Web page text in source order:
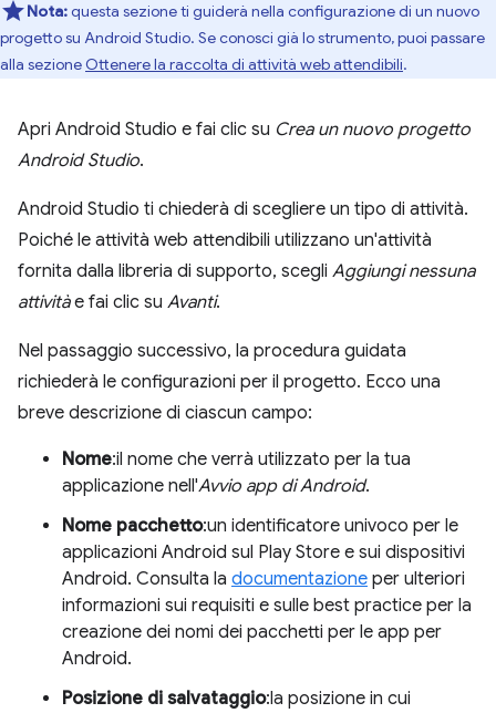
Nota:questa sezione ti guiderà nella configurazione di un nuovo
progetto su Android Studio. Se conosci già lo strumento, puoi passare
alla sezione Ottenere la raccolta di attività web attendibili.
Apri Android Studio e fai clic su Crea un nuovo progetto
Android Studio.
Android Studio ti chiederà di scegliere un tipo di attività.
Poiché le attività web attendibili utilizzano un'attività
fornita dalla libreria di supporto, scegli Aggiungi nessuna
attivitàe fai clic su Avanti.
Nel passaggio successivo, la procedura guidata
richiederà le configurazioni per il progetto. Ecco una
breve descrizione di ciascun campo:
Nome:il nome che verrà utilizzato per la tua
applicazione nell'Avvio app di Android.
Nome pacchetto:un identificatore univoco per le
applicazioni Android sul Play Store e sui dispositivi
Android. Consulta la documentazione per ulteriori
informazioni sui requisiti e sulle best practice per la
creazione dei nomi dei pacchetti per le app per
Android.
Posizione di salvataggio:la posizione in cui